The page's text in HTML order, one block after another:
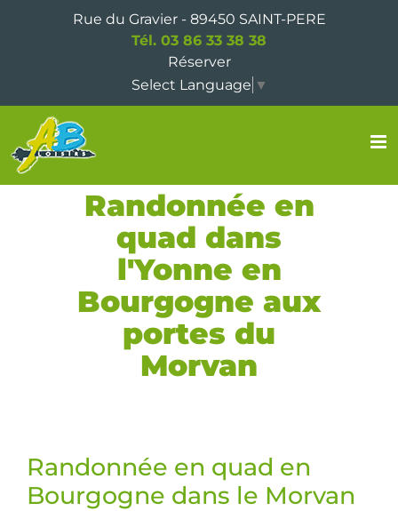
Rue du Gravier - 89450 SAINT-PERE
Tél. 03 86 33 38 38
Réserver
Select Language ▼
Randonnée en
quad dans
l'Yonne en
Bourgogne aux
portes du
Morvan
Randonnée en quad en
Bourgogne dans le Morvan